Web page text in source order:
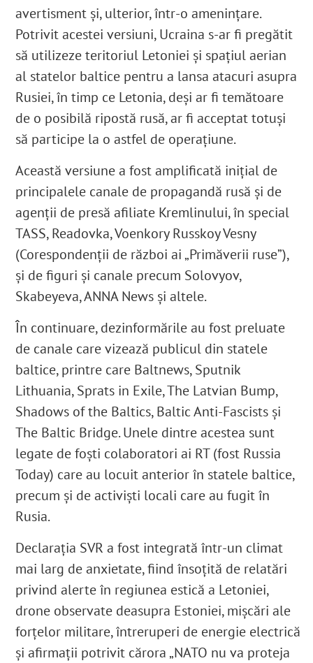
avertisment și, ulterior, într-o amenințare.
Potrivit acestei versiuni, Ucraina s-ar fi pregătit
să utilizeze teritoriul Letoniei și spațiul aerian
al statelor baltice pentru a lansa atacuri asupra
Rusiei, în timp ce Letonia, deși ar fi temătoare
de o posibilă ripostă rusă, ar fi acceptat totuși
să participe la o astfel de operațiune.
Această versiune a fost amplificată inițial de
principalele canale de propagandă rusă și de
agenții de presă afiliate Kremlinului, în special
TASS, Readovka, Voenkory Russkoy Vesny
(Corespondenții de război ai „Primăverii ruse”),
și de figuri și canale precum Solovyov,
Skabeyeva, ANNA News și altele.
În continuare, dezinformările au fost preluate
de canale care vizează publicul din statele
baltice, printre care Baltnews, Sputnik
Lithuania, Sprats in Exile, The Latvian Bump,
Shadows of the Baltics, Baltic Anti-Fascists și
The Baltic Bridge. Unele dintre acestea sunt
legate de foști colaboratori ai RT (fost Russia
Today) care au locuit anterior în statele baltice,
precum și de activiști locali care au fugit în
Rusia.
Declaraţia SVR a fost integrată într-un climat
mai larg de anxietate, fiind însoțită de relatări
privind alerte în regiunea estică a Letoniei,
drone observate deasupra Estoniei, mişcări ale
forţelor militare, întreruperi de energie electrică
și afirmații potrivit cărora „NATO nu va proteja